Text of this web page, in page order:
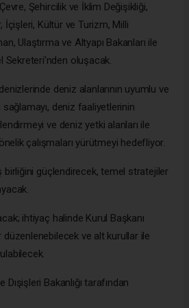
Çevre, Şehircilik ve İklim Değişikliği,
İçişleri, Kültür ve Turizm, Milli
Ulaştırma ve Altyapı Bakanları ile
Sekreteri’nden oluşacak.
deniz alanlarının uyumlu ve
sağlamayı, deniz faaliyetlerinin
ve deniz yetki alanları ile
çalışmaları yürütmeyi hedefliyor.
birliğini güçlendirecek, temel stratejiler
ihtiyaç halinde Kurul Başkanı
düzenlenebilecek ve alt kurullar ile
Bakanlığı tarafından